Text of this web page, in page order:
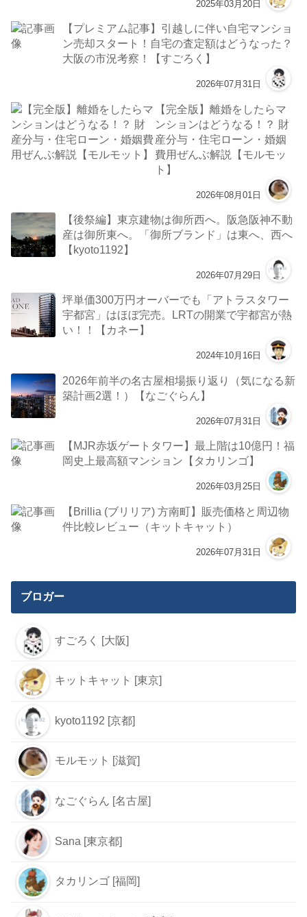
2025年03月20日
【プレミアム記事】引越しに伴い自宅マンショ
ン売却スタート！自宅の査定額はどうなった？
大阪の市況考察！【すごろく】
2026年07月31日
【完全版】離婚をしたらマ
ンションはどうなる！？ 財
産分与・住宅ローン・婚姻
費用ぜんぶ解説【モルモッ
ト】
2026年08月01日
【後祭編】東京建物は御所西へ。阪急阪神不動
産は御所東へ。「御所ブランド」は東へ、西へ
【kyoto1192】
2026年07月29日
坪単価300万円オーバーでも「アトラスタワー
宇都宮」はほぼ完売。LRTの開業で宇都宮が熱
い！！【カネー】
2024年10月16日
2026年前半の名古屋相場振り返り（気になる新
築計画2選！）【なごぐらん】
2026年07月31日
【MJR赤坂ゲートタワー】最上階は10億円！福
岡史上最高額マンション【タカリンゴ】
2026年03月25日
【Brillia (ブリリア) 方南町】販売価格と周辺物
件比較レビュー（キットキャット）
2026年07月31日
ブロガー
すごろく [大阪]
キットキャット [東京]
kyoto1192 [京都]
モルモット [滋賀]
なごぐらん [名古屋]
Sana [東京都]
タカリンゴ [福岡]